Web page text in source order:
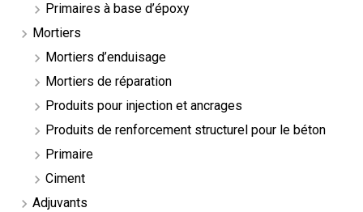
Primaires à base d’époxy
Mortiers
Mortiers d’enduisage
Mortiers de réparation
Produits pour injection et ancrages
Produits de renforcement structurel pour le béton
Primaire
Ciment
Adjuvants